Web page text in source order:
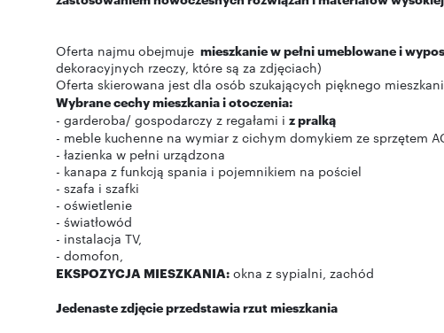
Oferta najmu obejmuje mieszkanie w pełni umeblowane i
dekoracyjnych rzeczy, które są za zdjęciach)
Oferta skierowana jest dla osób szukających pięknego
Wybrane cechy mieszkania i otoczenia:
- garderoba/ gospodarczy z regałami i z pralką
- meble kuchenne na wymiar z cichym domykiem ze sprzętem
- łazienka w pełni urządzona
- kanapa z funkcją spania i pojemnikiem na pościel
- szafa i szafki
- oświetlenie
- światłowód
- instalacja TV,
- domofon,
EKSPOZYCJA MIESZKANIA: okna z sypialni, zachód
Jedenaste zdjęcie przedstawia rzut mieszkania